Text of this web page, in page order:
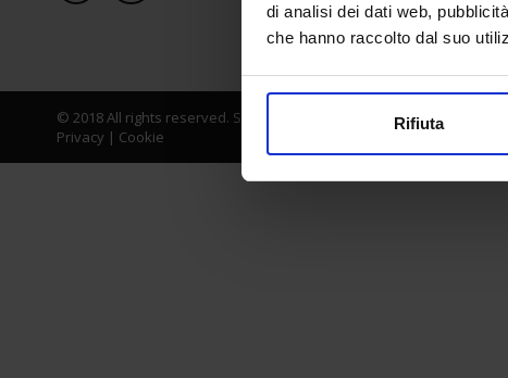
di analisi dei dati web,
che hanno raccolto dal suo
Rifiuta
© 2018 All rights reserved. Senaf srl - Gruppo Tecniche Nuove Spa -
Privacy | Cookie